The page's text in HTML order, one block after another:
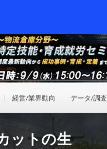
経営/業界動向 データ/調査
ットの生